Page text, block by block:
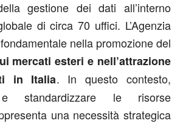
gestione dei dati all’interno
di circa 70 uffici. L’Agenzia
nella promozione del
mercati esteri e nell’attrazione
in Italia. In questo contesto,
e standardizzare le risorse
una necessità strategica